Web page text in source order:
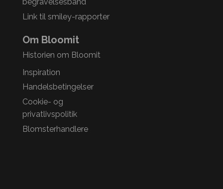
begravelsesbånd
Link til smiley-rapporter
Om Bloomit
Historien om Bloomit
Inspiration
Handelsbetingelser
Cookie- og
privatlivspolitik
Blomsterhandlere